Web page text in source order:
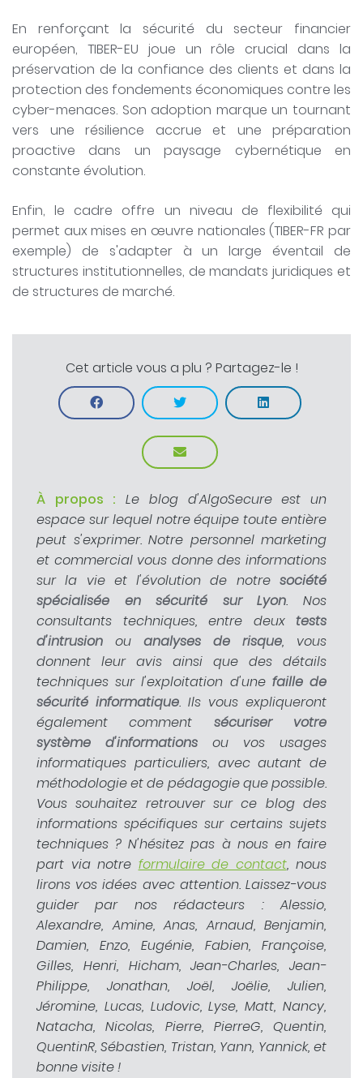
En renforçant la sécurité du secteur financier
européen, TIBER-EU joue un rôle crucial dans la
préservation de la confiance des clients et dans la
protection des fondements économiques contre les
cyber-menaces. Son adoption marque un tournant
vers une résilience accrue et une préparation
proactive dans un paysage cybernétique en
constante évolution.
Enfin, le cadre offre un niveau de flexibilité qui
permet aux mises en œuvre nationales (TIBER-FR par
exemple) de s'adapter à un large éventail de
structures institutionnelles, de mandats juridiques et
de structures de marché.
Cet article vous a plu ? Partagez-le !
À propos : Le blog d'AlgoSecure est un
espace sur lequel notre équipe toute entière
peut s'exprimer. Notre personnel marketing
et commercial vous donne des informations
sur la vie et l'évolution de notre société
spécialisée en sécurité sur Lyon. Nos
consultants techniques, entre deux tests
d'intrusion ou analyses de risque, vous
donnent leur avis ainsi que des détails
techniques sur l'exploitation d'une faille de
sécurité informatique. Ils vous expliqueront
également comment sécuriser votre
système d'informations ou vos usages
informatiques particuliers, avec autant de
méthodologie et de pédagogie que possible.
Vous souhaitez retrouver sur ce blog des
informations spécifiques sur certains sujets
techniques ? N'hésitez pas à nous en faire
part via notre formulaire de contact, nous
lirons vos idées avec attention. Laissez-vous
guider par nos rédacteurs : Alessio,
Alexandre, Amine, Anas, Arnaud, Benjamin,
Damien, Enzo, Eugénie, Fabien, Françoise,
Gilles, Henri, Hicham, Jean-Charles, Jean-
Philippe, Jonathan, Joël, Joëlie, Julien,
Jéromine, Lucas, Ludovic, Lyse, Matt, Nancy,
Natacha, Nicolas, Pierre, PierreG, Quentin,
QuentinR, Sébastien, Tristan, Yann, Yannick, et
bonne visite !